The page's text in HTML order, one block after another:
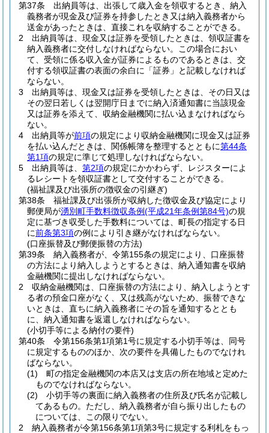
第37条
出納員等は、出張して歳入金を領収するとき、納入
義務者が現金及び証券を持参したとき又は納入義務者から
送金があったときは、直接これを収納することができる。
2
出納員等は、現金又は証券を受領したときは、領収証書を
納入義務者に交付しなければならない。
この場合におい
て、受領に係る収入金が証券によるものであるときは、交
付する領収証書の表面の余白に「証券」と記載しなければ
ならない。
3
出納員等は、現金又は証券を受領したときは、その日又は
その翌日若しくは翌開庁日までに納入済通知書に当該現金
又は証券を添えて、収納金融機関に払い込まなければなら
ない。
4
出納員等が前項の規定により収納金融機関に現金又は証券
を払い込んだときは、関係帳簿を整理するとともに第44条
第1項の規定に準じて処理しなければならない。
5
出納員等は、 第2項の規定にかかわらず、レジスターによ
るレシートを領収証書として交付することができる。
(福祉課及び出張所の徴収金の引継ぎ)
第38条
福祉課及び出張所が収納した徴収金及び協定により
郵便局が湧別町手数料徴収条例(平成21年条例第84号)の規
定に基づき収受した手数料については、町長の指定する日
に前条第3項の例により引き継がなければならない。
(口座振替及び郵便振替の方法)
第39条
納入義務者が、令第155条の規定により、口座振替
の方法により納入しようとするときは、納入通知書を収納
金融機関に提出しなければならない。
2
収納金融機関は、口座振替の方法により、納入しようとす
る者の預金口座がなく、又は残高がないため、振替できな
いときは、直ちに納入義務者にその旨を通知するととも
に、納入通知書を返還しなければならない。
(小切手等による納付の要件)
第40条
令第156条第1項第1号に規定する小切手等は、同号
に規定するもののほか、次の要件を具備したものでなけれ
ばならない。
(1)
町の指定金融機関の本店又は支店の所在地域と定めた
ものでなければならない。
(2)
小切手等の裏面に納入義務者の住所及び氏名が記載し
てあるもの。 ただし、納入義務者が自ら振り出したもの
については、この限りでない。
2
納入義務者が令第156条第1項第3号に規定する利札をもっ